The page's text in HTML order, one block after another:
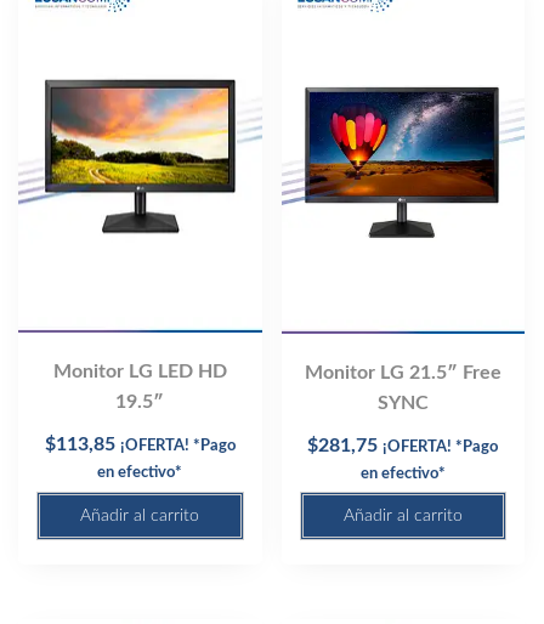
Monitor LG LED HD
19.5″
$113,85 ¡OFERTA! *Pago
en efectivo*
Añadir al carrito
Monitor LG 21.5″ Free
SYNC
$281,75 ¡OFERTA! *Pago
en efectivo*
Añadir al carrito